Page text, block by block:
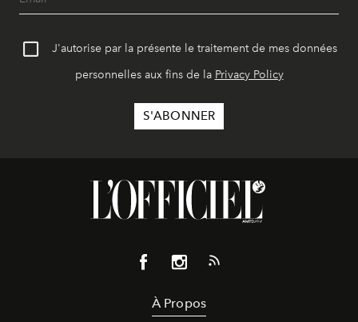
J'autorise par la présente le traitement de mes données
personnelles aux fins de la Privacy Policy
À Propos